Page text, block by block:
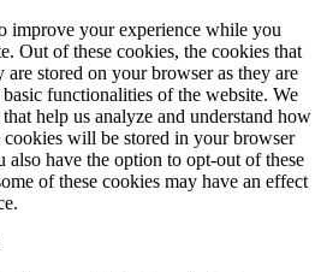
improve your experience while you
Out of these cookies, the cookies that
are stored on your browser as they are
functionalities of the website. We
help us analyze and understand how
cookies will be stored in your browser
have the option to opt-out of these
of these cookies may have an effect